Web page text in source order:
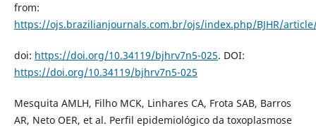
from:
https://ojs.brazilianjournals.com.br/ojs/index.php/BJHR/
doi: https://doi.org/10.34119/bjhrv7n5-025. DOI:
https://doi.org/10.34119/bjhrv7n5-025
Mesquita AMLH, Filho MCK, Linhares CA, Frota SAB, Barros
AR, Neto OER, et al. Perfil epidemiológico da toxoplasmose